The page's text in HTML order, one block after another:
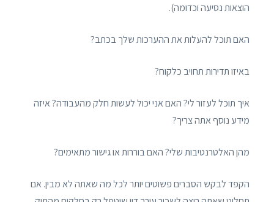
הוצאות נסיעה וכדומה).
האם תוכל להעלות את ההערכות שלך בכתב?
באיזו תדירות תחויב כלקוח?
איך תוכל לעזור לי? האם אני יכול לעשות חלק מהעבודה? איזה
מידע נוסף אתה צריך?
מהן האלטרנטיבות שלי? האם בוררות או גישור מתאימים?
הקפד לבקש הסברים פשוטים יותר לכל מה שאתה לא מבין. אם